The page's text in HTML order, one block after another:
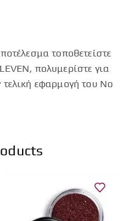
τοποθετείστε
πολυμερίστε για
εφαρμογή του No